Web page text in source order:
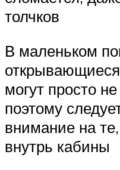
толчков
В маленьком
могут просто
поэтому
внимание на
внутрь кабины